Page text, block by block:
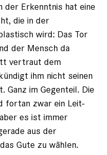
der Erkenntnis hat eine
die in der
wird: Das Tor
der Mensch da
vertraut dem
ihm nicht ­seinen
Ganz im Gegenteil. Die
fortan zwar ein Leit­
es ist immer
aus der
Gute zu wählen.